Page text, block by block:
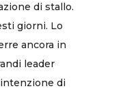
di stallo.
giorni. Lo
ancora in
leader
di